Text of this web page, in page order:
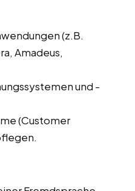
(z.B.
Amadeus,
und -
(Customer